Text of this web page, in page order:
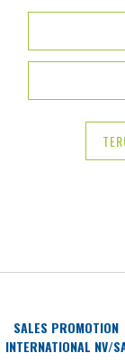
SALES PROMOTION
INTERNATIONAL NV/